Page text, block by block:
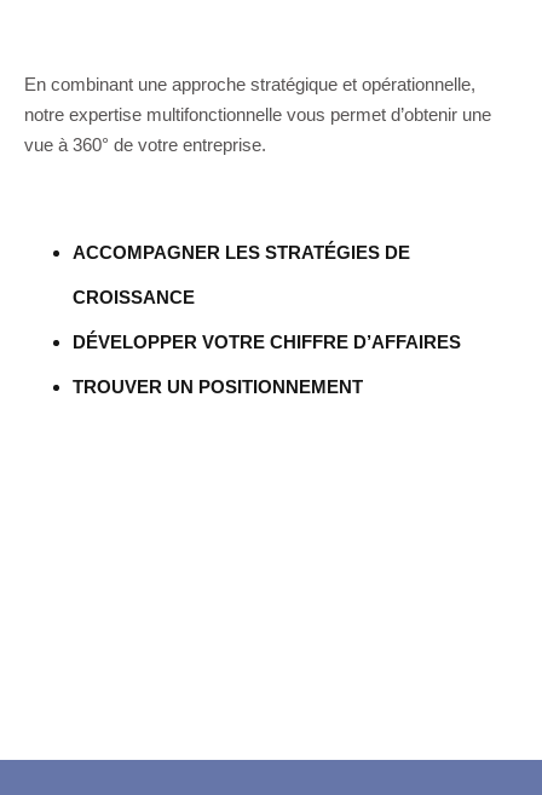
En combinant une approche stratégique et opérationnelle,
notre expertise multifonctionnelle vous permet d’obtenir une
vue à 360° de votre entreprise.
ACCOMPAGNER LES STRATÉGIES DE
CROISSANCE
DÉVELOPPER VOTRE CHIFFRE D’AFFAIRES
TROUVER UN POSITIONNEMENT